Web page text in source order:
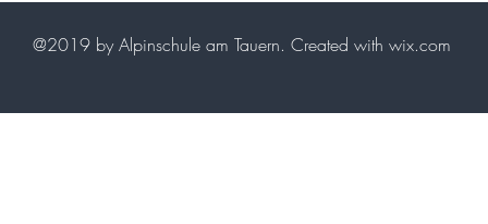
@2019 by Alpinschule am Tauern. Created with wix.com